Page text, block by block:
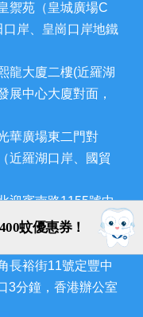
蚊優惠券！
禦苑（皇城廣場C
岸、皇崗口岸地鐵
龍大廈二樓(近羅湖
展中心大廈對面，
華廣場東二門對
近羅湖口岸、國貿
迎賓南路1155號中
迎賓百貨廣場對
長裕街11號定豐中
3分鐘，香港辦公室